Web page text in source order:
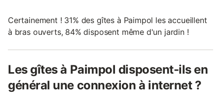
Certainement ! 31% des gîtes à Paimpol les accueillent
à bras ouverts, 84% disposent même d'un jardin !
Les gîtes à Paimpol disposent-ils en
général une connexion à internet ?